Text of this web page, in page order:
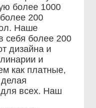
более 1000
200
Наше
себя более 200
дизайна и
и
как платные,
всех. Наш